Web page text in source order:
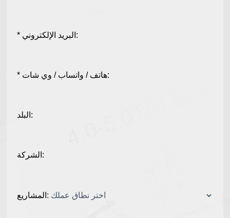
* البريد الإلكتروني:
* هاتف / واتساب / وي شات:
البلد:
الشركة:
المشاريع: